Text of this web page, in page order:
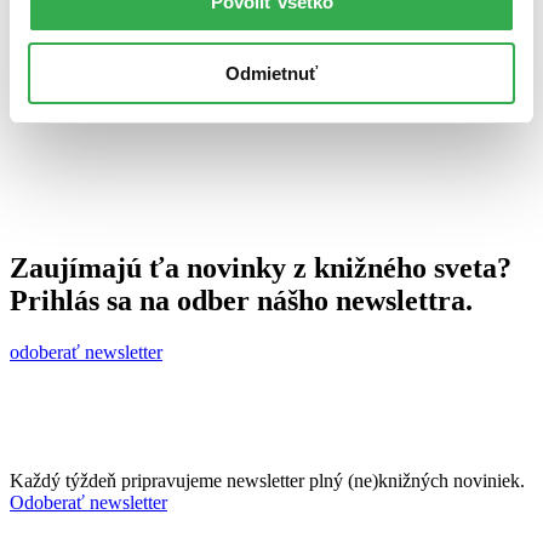
Odmietnuť
Zaujímajú ťa novinky z knižného sveta?
Prihlás sa na odber nášho newslettra.
odoberať newsletter
Každý týždeň pripravujeme newsletter plný (ne)knižných noviniek.
Odoberať newsletter